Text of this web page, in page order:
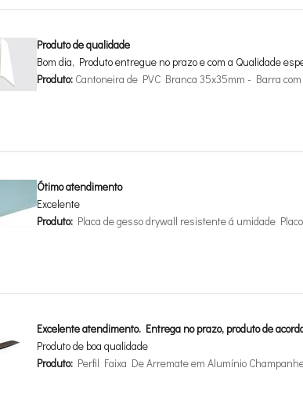
Produto de qualidade
Bom dia, Produto entregue no prazo e com a Qualidade
Produto: Cantoneira de PVC Branca 35x35mm - Barra
Ótimo atendimento
Excelente
Produto: Placa de gesso drywall resistente á umidade
Excelente atendimento. Entrega no prazo, produto de
Produto de boa qualidade
Produto: Perfil Faixa De Arremate em Alumínio